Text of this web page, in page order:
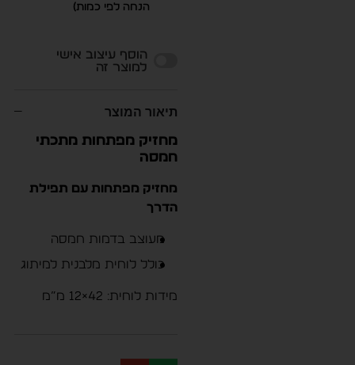
הנחה לפי כמות)
הוסף עיצוב אישי
למוצר זה
תיאור המוצר
מחזיק מפתחות מתכתי
חמסה
מחזיק מפתחות עם תפילת
הדרך
מעוצב בדמות חמסה
כולל לוחית מלבנית למיתוג
מידות לוחית: 42×12 מ”מ